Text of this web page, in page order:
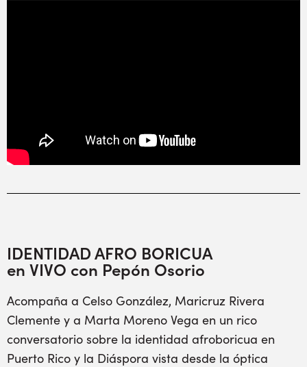
IDENTIDAD AFRO BORICUA
en VIVO con Pepón Osorio
Acompaña a Celso González, Maricruz Rivera
Clemente y a Marta Moreno Vega en un rico
conversatorio sobre la identidad afroboricua en
Puerto Rico y la Diáspora vista desde la óptica